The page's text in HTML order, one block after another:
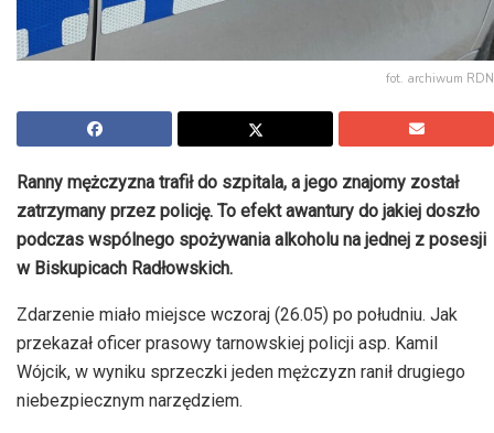
fot. archiwum RDN
Ranny mężczyzna trafił do szpitala, a jego znajomy został
zatrzymany przez policję. To efekt awantury do jakiej doszło
podczas wspólnego spożywania alkoholu na jednej z posesji
w Biskupicach Radłowskich.
Zdarzenie miało miejsce wczoraj (26.05) po południu. Jak
przekazał oficer prasowy tarnowskiej policji asp. Kamil
Wójcik, w wyniku sprzeczki jeden mężczyzn ranił drugiego
niebezpiecznym narzędziem.